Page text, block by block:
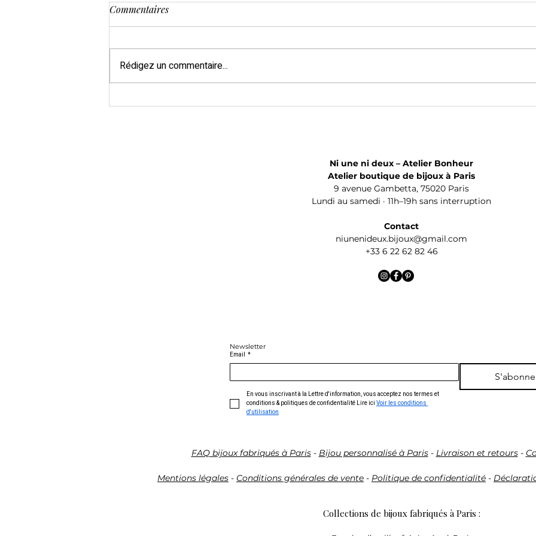
Commentaires
Rédigez un commentaire...
Ni une ni deux – Atelier Bonheur
Atelier boutique de bijoux à Paris
9 avenue Gambetta, 75020 Paris
Lundi au samedi · 11h–19h sans interruption
Contact
niunenideux.bijoux@gmail.com
+33 6 22 62 82 46
Newsletter
Email *
En vous inscrivant à la Lettre d'information, vous acceptez nos termes et
conditions & politiques de confidentialité Lire ici Voir les conditions
d'utilisation
FAQ bijoux fabriqués à Paris- Bijou personnalisé à Paris- Livraison et retours-
Mentions légales - Conditions générales de vente - Politique de confidentialité -
Collections de bijoux fabriqués à Paris :